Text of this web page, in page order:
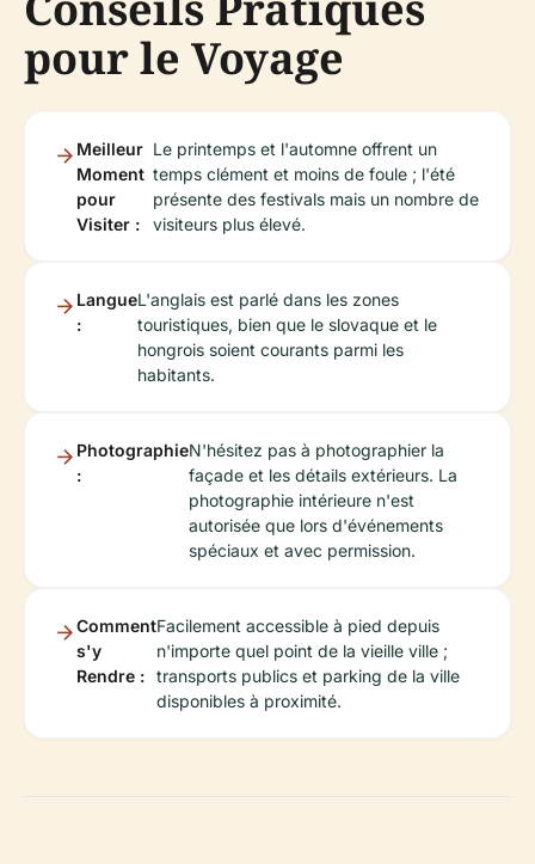
pour le Voyage
Meilleur
Moment
pour
Visiter :
Le printemps et l'automne offrent un
temps clément et moins de foule ; l'été
présente des festivals mais un nombre de
visiteurs plus élevé.
Langue
:
L'anglais est parlé dans les zones
touristiques, bien que le slovaque et le
hongrois soient courants parmi les
habitants.
Photographie
:
N'hésitez pas à photographier la
façade et les détails extérieurs. La
photographie intérieure n'est
autorisée que lors d'événements
spéciaux et avec permission.
Comment
s'y
Rendre :
Facilement accessible à pied depuis
n'importe quel point de la vieille ville ;
transports publics et parking de la ville
disponibles à proximité.